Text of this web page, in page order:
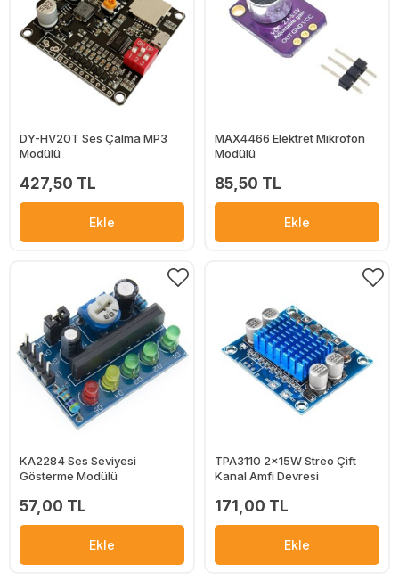
DY-HV20T Ses Çalma MP3
Modülü
427,50 TL
Ekle
MAX4466 Elektret Mikrofon
Modülü
85,50 TL
Ekle
KA2284 Ses Seviyesi
Gösterme Modülü
57,00 TL
Ekle
TPA3110 2x15W Streo Çift
Kanal Amfi Devresi
171,00 TL
Ekle